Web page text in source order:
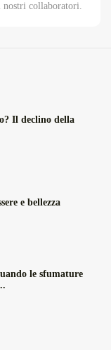
collaboratori.
Il declino della
e bellezza
le sfumature